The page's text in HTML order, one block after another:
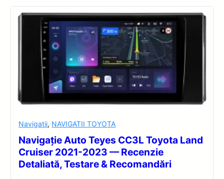
Navigatii, NAVIGATII TOYOTA
Navigație Auto Teyes CC3L Toyota Land
Cruiser 2021-2023 — Recenzie
Detaliată, Testare & Recomandări